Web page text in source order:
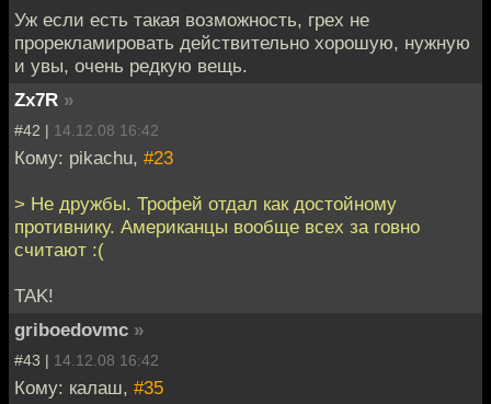
Уж если есть такая возможность, грех не
прорекламировать действительно хорошую, нужную
и увы, очень редкую вещь.
Zx7R »
#42 | 14.12.08 16:42
Кому: pikachu, #23
> Не дружбы. Трофей отдал как достойному
противнику. Американцы вообще всех за говно
считают :(
TAK!
griboedovmc »
#43 | 14.12.08 16:42
Кому: калаш, #35